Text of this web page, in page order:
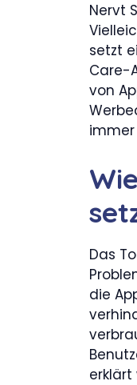
Nervt
setzt
Care-
von
Das
die
erklärt